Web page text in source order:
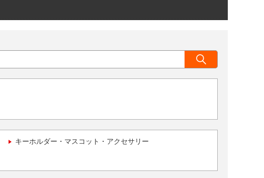
キーホルダー・マスコット・アクセサリー